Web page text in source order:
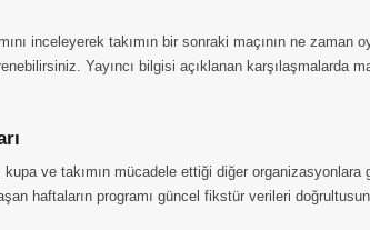
inceleyerek takımın bir sonraki maçının ne zaman
Yayıncı bilgisi açıklanan karşılaşmalarda
ve takımın mücadele ettiği diğer organizasyonlara
haftaların programı güncel fikstür verileri